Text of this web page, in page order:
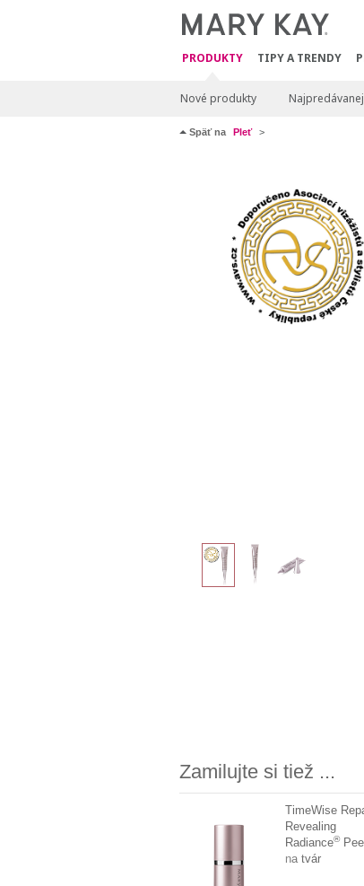
PRODUKTY TIPY A TRENDY
Nové produkty
Späť na Pleť
Zamilujte si tiež ...
TimeWise
Revealing
Radiance®
na tvár